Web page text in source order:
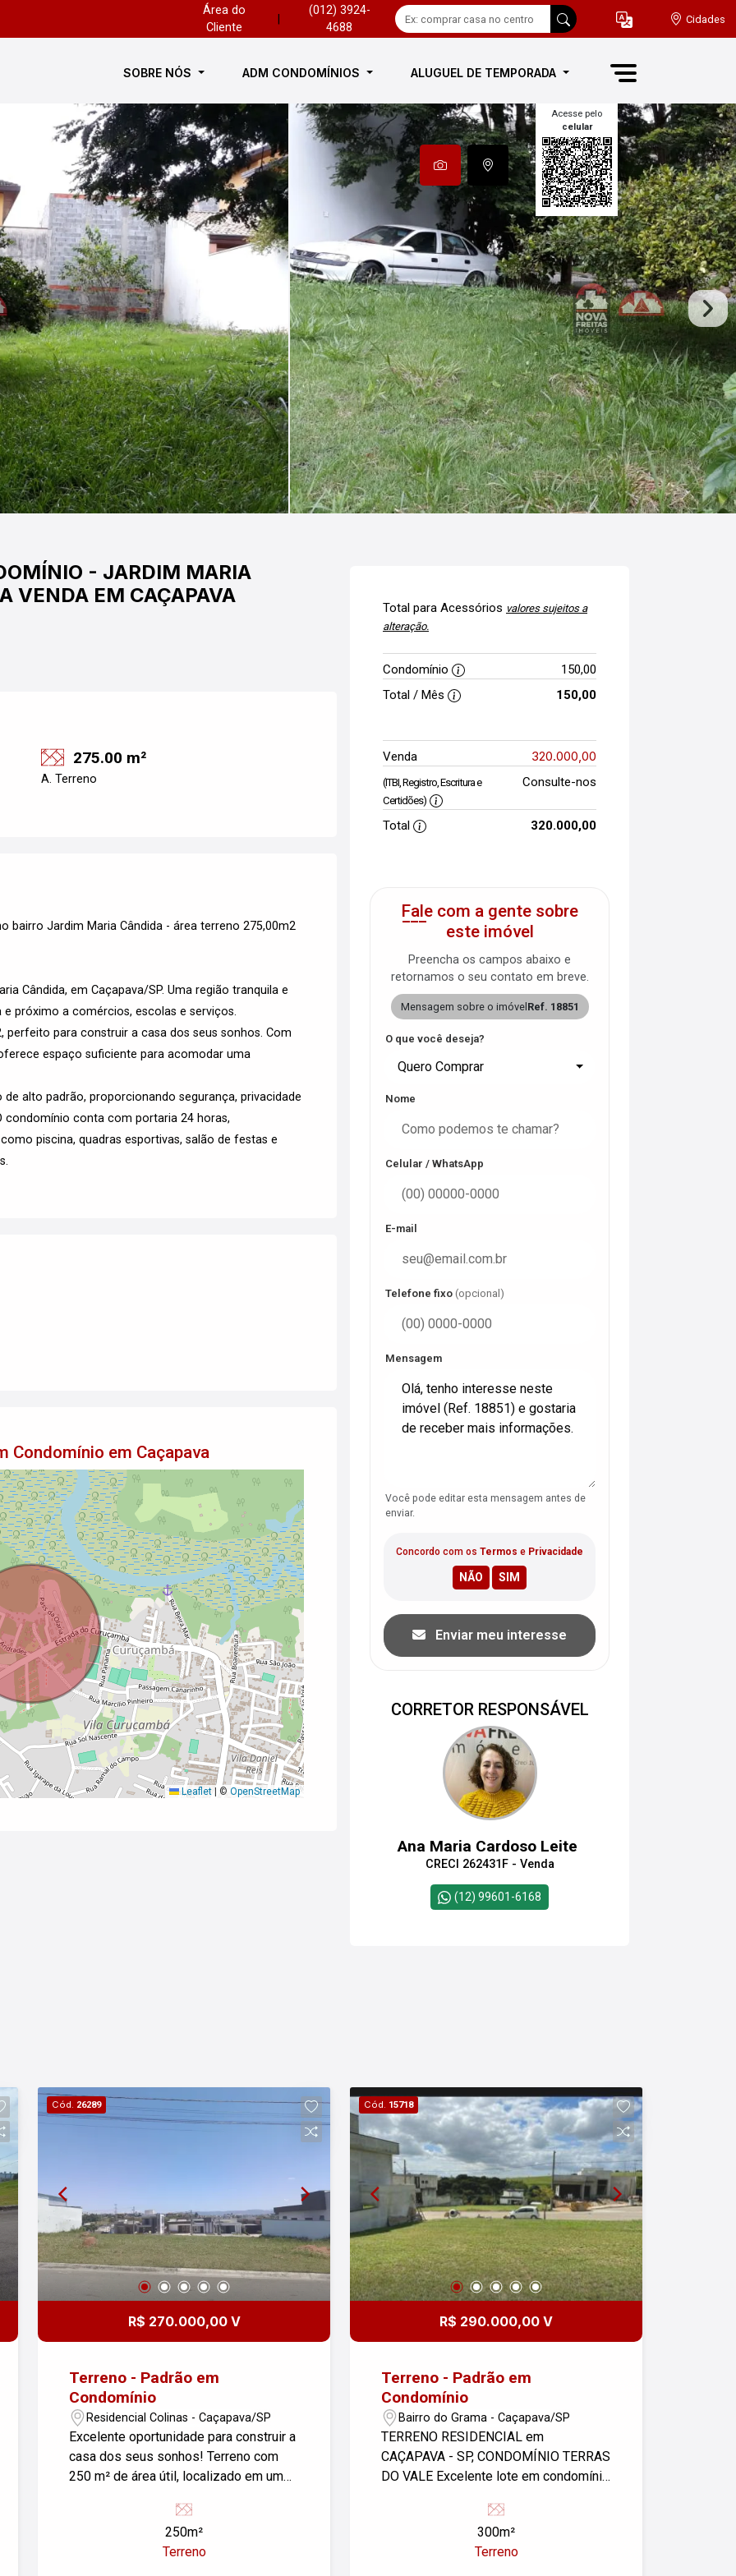
Área do
Cliente
(012) 3924-
4688
Cidades
SOBRE NÓS ADM CONDOMÍNIOS ALUGUEL DE TEMPORADA
Acesse pelo
celular
- JARDIM MARIA
VENDA EM CAÇAPAVA
275.00 m²
A. Terreno
bairro Jardim Maria Cândida - área terreno 275,00m2
Cândida, em Caçapava/SP. Uma região tranquila e
próximo a comércios, escolas e serviços.
perfeito para construir a casa dos seus sonhos. Com
espaço suficiente para acomodar uma
alto padrão, proporcionando segurança, privacidade
condomínio conta com portaria 24 horas,
piscina, quadras esportivas, salão de festas e
Condomínio em Caçapava
Leaflet © OpenStreetMap
Total para Acessórios valores sujeitos a
alteração.
Condomínio
150,00
Total / Mês
150,00
Venda 320.000,00
(ITBI, Registro, Escritura e
Certidões)
Consulte-nos
Total 320.000,00
Fale com a gente sobre
este imóvel
Preencha os campos abaixo e
retornamos o seu contato em breve.
Mensagem sobre o imóvel Ref. 18851
O que você deseja?
Quero Comprar
Nome
Celular / WhatsApp
E-mail
Telefone fixo (opcional)
Mensagem
Você pode editar esta mensagem antes de
enviar.
Concordo com os Termos e Privacidade
Enviar meu interesse
CORRETOR RESPONSÁVEL
Ana Maria Cardoso Leite
CRECI 262431F - Venda
(12) 99601-6168
Cód. 26289
R$ 270.000,00 V
Terreno - Padrão em
Condomínio
Residencial Colinas - Caçapava/SP
Excelente oportunidade para construir a
casa dos seus sonhos! Terreno com
250 m² de área útil, localizado em um
tranquilos de Caçapava. O lote possui
topografia plana, facilitando o projeto e
reduzindo custos de construção. Ideal
250m²
Terreno
Cód. 15718
R$ 290.000,00 V
Terreno - Padrão em
Condomínio
Bairro do Grama - Caçapava/SP
TERRENO RESIDENCIAL em
CAÇAPAVA - SP, CONDOMÍNIO TERRAS
DO VALE Excelente lote em condomínio
Possui academia, parquinho com
diferentes brinquedos, salão de festas.
Vai lhe possibilitar praticar diversos
300m²
Terreno